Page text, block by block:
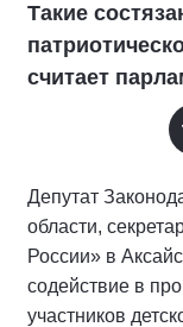
Такие
считает
Депутат
области,
России» в
содействие в
участников